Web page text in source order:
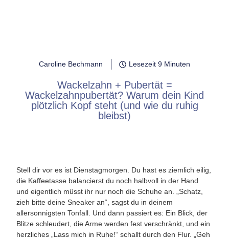
Caroline Bechmann Lesezeit 9 Minuten
Wackelzahn + Pubertät =
Wackelzahnpubertät? Warum dein Kind
plötzlich Kopf steht (und wie du ruhig
bleibst)
Stell dir vor es ist Dienstagmorgen. Du hast es ziemlich eilig,
die Kaffeetasse balancierst du noch halbvoll in der Hand
und eigentlich müsst ihr nur noch die Schuhe an. „Schatz,
zieh bitte deine Sneaker an“, sagst du in deinem
allersonnigsten Tonfall. Und dann passiert es: Ein Blick, der
Blitze schleudert, die Arme werden fest verschränkt, und ein
herzliches „Lass mich in Ruhe!“ schallt durch den Flur. „Geh